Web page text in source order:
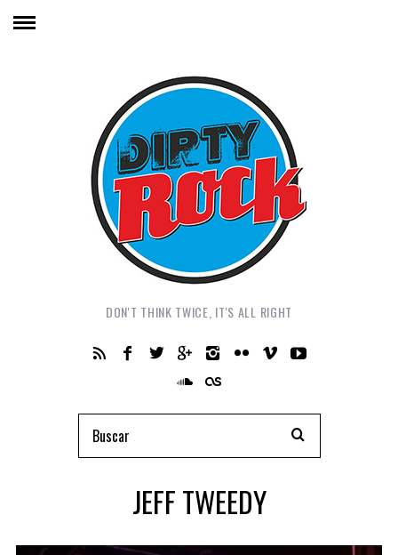
DON'T THINK TWICE, IT'S ALL RIGHT
JEFF TWEEDY